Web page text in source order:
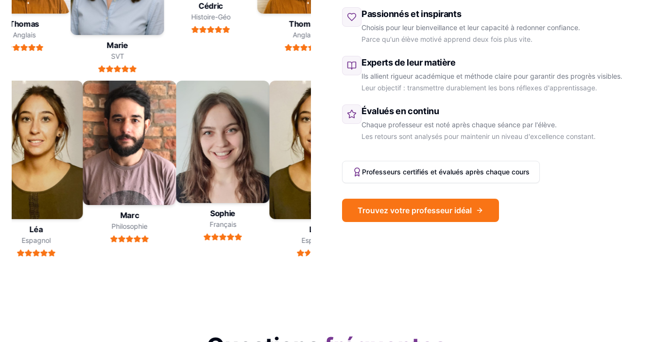
Thomas
Anglais
Marie
SVT
Cédric
Histoire-Géo
Thomas
Anglais
Marie
Léa
Espagnol
Marc
Philosophie
Sophie
Français Léa
Espagnol
Marc
Français
Passionnés et inspirants
Choisis pour leur bienveillance et leur capacité à redonner confiance.
Parce qu'un élève motivé apprend deux fois plus vite.
Experts de leur matière
Ils allient rigueur académique et méthode claire pour garantir des progrès visibles.
Leur objectif : transmettre durablement les bons réflexes d'apprentissage.
Évalués en continu
Chaque professeur est noté après chaque séance par l'élève.
Les retours sont analysés pour maintenir un niveau d'excellence constant.
Professeurs certifiés et évalués après chaque cours
Trouvez votre professeur idéal